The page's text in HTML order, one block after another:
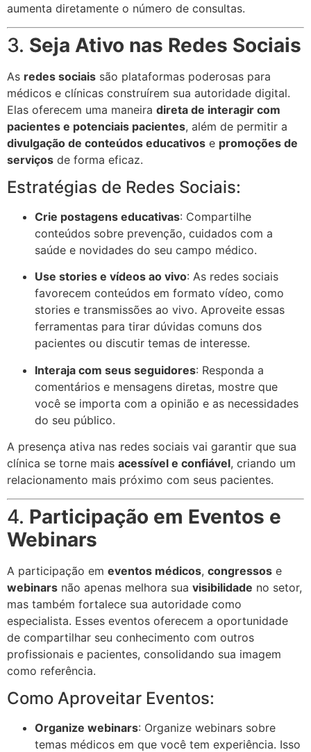
aumenta diretamente o número de consultas.
3. Seja Ativo nas Redes Sociais
As redes sociais são plataformas poderosas para
médicos e clínicas construírem sua autoridade digital.
Elas oferecem uma maneira direta de interagir com
pacientes e potenciais pacientes, além de permitir a
divulgação de conteúdos educativos e promoções de
serviços de forma eficaz.
Estratégias de Redes Sociais:
Crie postagens educativas: Compartilhe
conteúdos sobre prevenção, cuidados com a
saúde e novidades do seu campo médico.
Use stories e vídeos ao vivo: As redes sociais
favorecem conteúdos em formato vídeo, como
stories e transmissões ao vivo. Aproveite essas
ferramentas para tirar dúvidas comuns dos
pacientes ou discutir temas de interesse.
Interaja com seus seguidores: Responda a
comentários e mensagens diretas, mostre que
você se importa com a opinião e as necessidades
do seu público.
A presença ativa nas redes sociais vai garantir que sua
clínica se torne mais acessível e confiável, criando um
relacionamento mais próximo com seus pacientes.
4. Participação em Eventos e
Webinars
A participação em eventos médicos, congressos e
webinars não apenas melhora sua visibilidade no setor,
mas também fortalece sua autoridade como
especialista. Esses eventos oferecem a oportunidade
de compartilhar seu conhecimento com outros
profissionais e pacientes, consolidando sua imagem
como referência.
Como Aproveitar Eventos:
Organize webinars: Organize webinars sobre
temas médicos em que você tem experiência. Isso